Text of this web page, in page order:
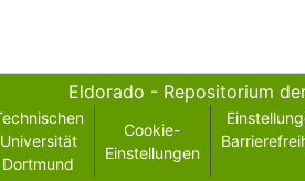
Eldorado - Repositorium
Universität
Dortmund
Cookie-
Einstellungen